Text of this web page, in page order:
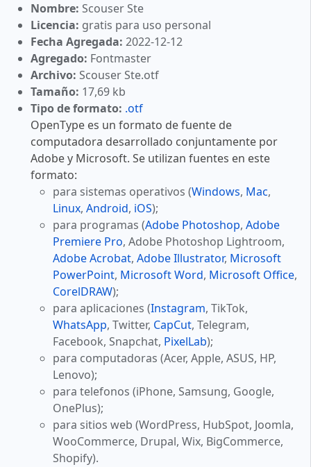
Nombre: Scouser Ste
Licencia: gratis para uso personal
Fecha Agregada: 2022-12-12
Agregado: Fontmaster
Archivo: Scouser Ste.otf
Tamaño: 17,69 kb
Tipo de formato: .otf
OpenType es un formato de fuente de
computadora desarrollado conjuntamente por
Adobe y Microsoft. Se utilizan fuentes en este
formato:
para sistemas operativos (Windows, Mac,
Linux, Android, iOS);
para programas (Adobe Photoshop, Adobe
Premiere Pro, Adobe Photoshop Lightroom,
Adobe Acrobat, Adobe Illustrator, Microsoft
PowerPoint, Microsoft Word, Microsoft Office,
CorelDRAW);
para aplicaciones (Instagram, TikTok,
WhatsApp, Twitter, CapCut, Telegram,
Facebook, Snapchat, PixelLab);
para computadoras (Acer, Apple, ASUS, HP,
Lenovo);
para telefonos (iPhone, Samsung, Google,
OnePlus);
para sitios web (WordPress, HubSpot, Joomla,
WooCommerce, Drupal, Wix, BigCommerce,
Shopify).